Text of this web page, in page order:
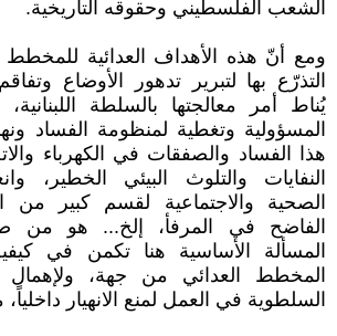
الشعب الفلسطيني وحقوقه التاريخية.
ومع أنّ هذه الأهداف العدائية للمخطط
التذرّع بها لتبرير تدهور الأوضاع
يُناط أمر معالجتها بالسلطة
المسؤولية وتغطية لمنظومة الفساد
هذا الفساد والصفقات في الكهرباء
النفايات والتلوث البيئي الخطير،
الصحية والاجتماعية لقسم كبير من
الفاضح في المرفأ، إلخ... هو من صنع
المسألة الأساسية هنا تكمن في
المخطط العدائي من جهة،
السلطوية في العمل لمنع الانهيار